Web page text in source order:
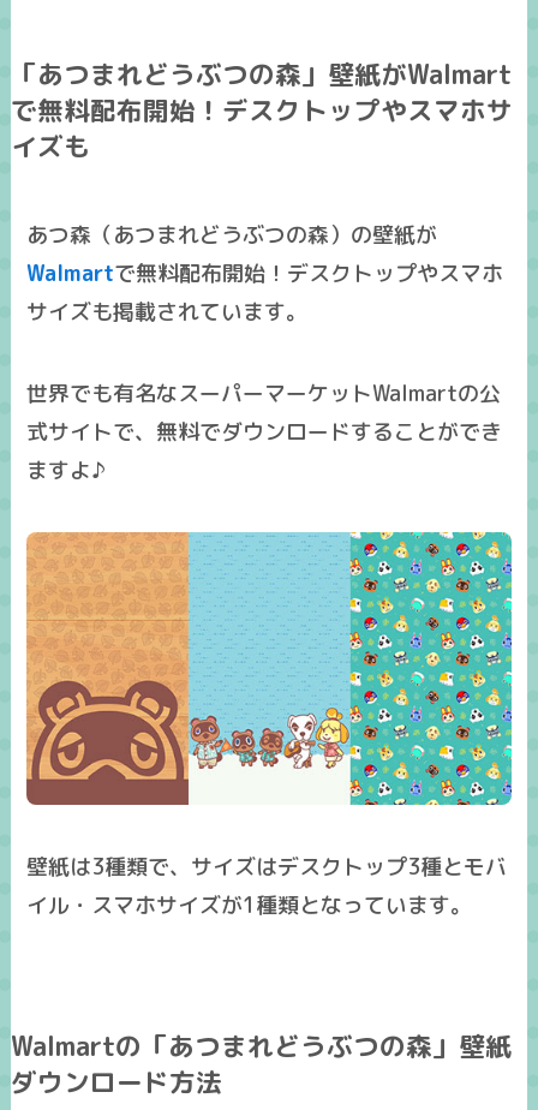
「あつまれどうぶつの森」壁紙がWalmart
で無料配布開始！デスクトップやスマホサ
イズも
あつ森（あつまれどうぶつの森）の壁紙が
Walmartで無料配布開始！デスクトップやスマホ
サイズも掲載されています。
世界でも有名なスーパーマーケットWalmartの公
式サイトで、無料でダウンロードすることができ
ますよ♪
壁紙は3種類で、サイズはデスクトップ3種とモバ
イル・スマホサイズが1種類となっています。
Walmartの「あつまれどうぶつの森」壁紙
ダウンロード方法